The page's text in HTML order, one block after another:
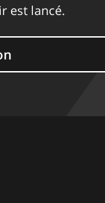
est lancé.